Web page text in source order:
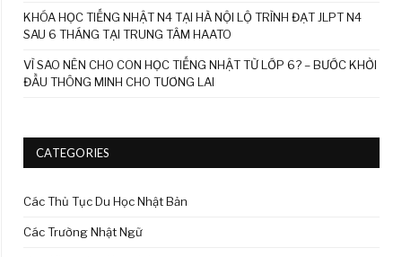
KHÓA HỌC TIẾNG NHẬT N4 TẠI HÀ NỘI LỘ TRÌNH ĐẠT JLPT N4
SAU 6 THÁNG TẠI TRUNG TÂM HAATO
VÌ SAO NÊN CHO CON HỌC TIẾNG NHẬT TỪ LỚP 6? – BƯỚC KHỞI
ĐẦU THÔNG MINH CHO TƯƠNG LAI
CATEGORIES
Các Thủ Tục Du Học Nhật Bản
Các Trường Nhật Ngữ